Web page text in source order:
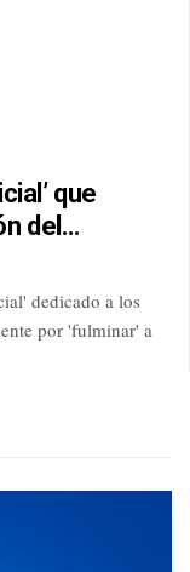
que
del…
dedicado a los
por 'fulminar' a